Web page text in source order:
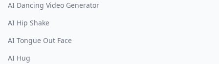
AI Dancing Video Generator
AI Hip Shake
AI Tongue Out Face
AI Hug